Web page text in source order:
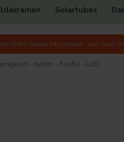
Solartubes
helaas iets oplopen. Voor meer
- helder - 80x80 - LED